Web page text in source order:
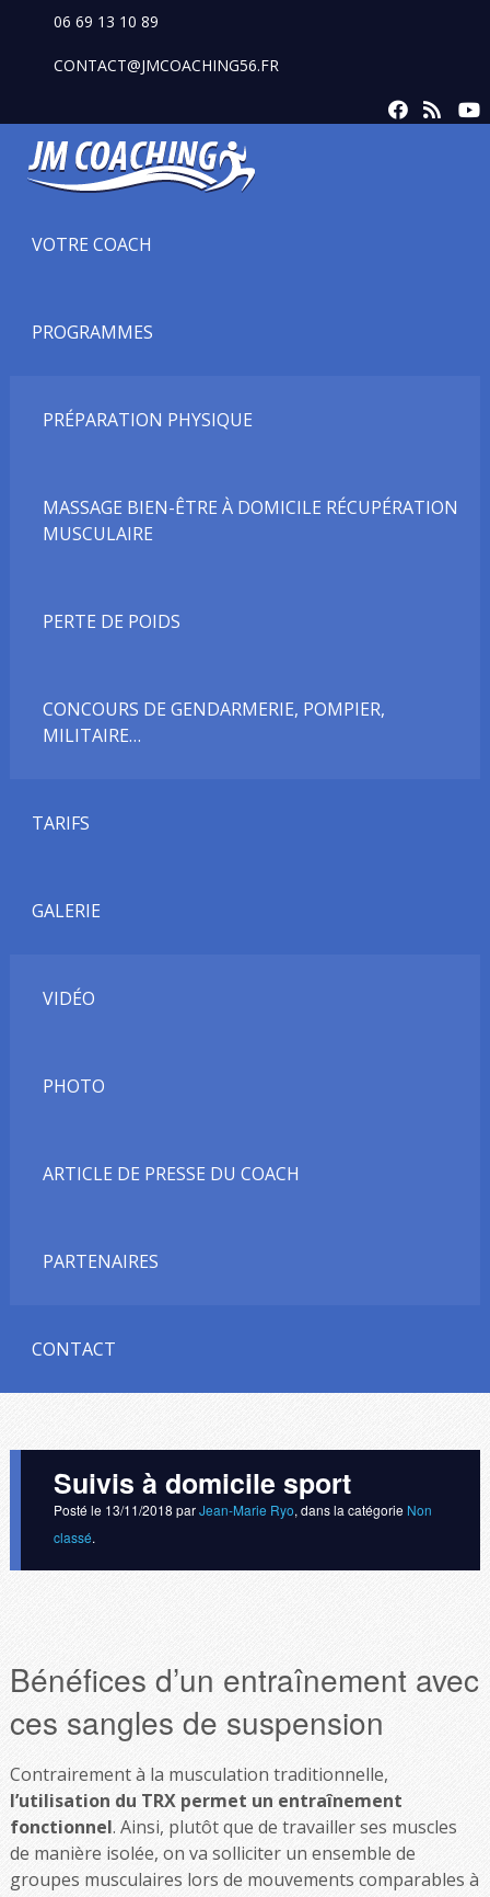
06 69 13 10 89
CONTACT@JMCOACHING56.FR
VOTRE COACH
PROGRAMMES
PRÉPARATION PHYSIQUE
MASSAGE BIEN-ÊTRE À DOMICILE RÉCUPÉRATION
MUSCULAIRE
PERTE DE POIDS
CONCOURS DE GENDARMERIE, POMPIER,
MILITAIRE…
TARIFS
GALERIE
VIDÉO
PHOTO
ARTICLE DE PRESSE DU COACH
PARTENAIRES
CONTACT
Suivis à domicile sport
Posté le 13/11/2018 parJean-Marie Ryo, dans la catégorie Non
classé.
Bénéfices d’un entraînement avec
ces sangles de suspension
Contrairement à la musculation traditionnelle,
l’utilisation du TRX permet un entraînement
fonctionnel. Ainsi, plutôt que de travailler ses muscles
de manière isolée, on va solliciter un ensemble de
groupes musculaires lors de mouvements comparables à